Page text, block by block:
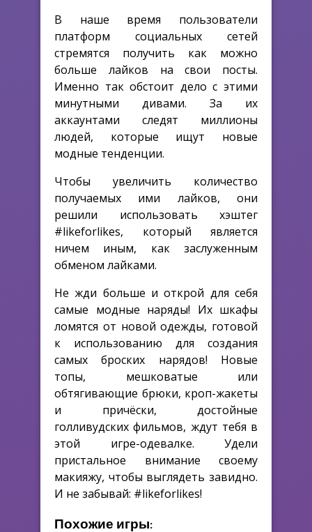
В наше время пользователи
платформ социальных сетей
стремятся получить как можно
больше лайков на свои посты.
Именно так обстоит дело с этими
минутными дивами. За их
аккаунтами следят миллионы
людей, которые ищут новые
модные тенденции.
Чтобы увеличить количество
получаемых ими лайков, они
решили использовать хэштег
#likeforlikes, который является
ничем иным, как заслуженным
обменом лайками.
Не жди больше и открой для себя
самые модные наряды! Их шкафы
ломятся от новой одежды, готовой
к использованию для создания
самых броских нарядов! Новые
топы, мешковатые или
обтягивающие брюки, кроп-жакеты
и причёски, достойные
голливудских фильмов, ждут тебя в
этой игре-одевалке. Удели
пристальное внимание своему
макияжу, чтобы выглядеть завидно.
И не забывай: #likeforlikes!
Похожие игры: